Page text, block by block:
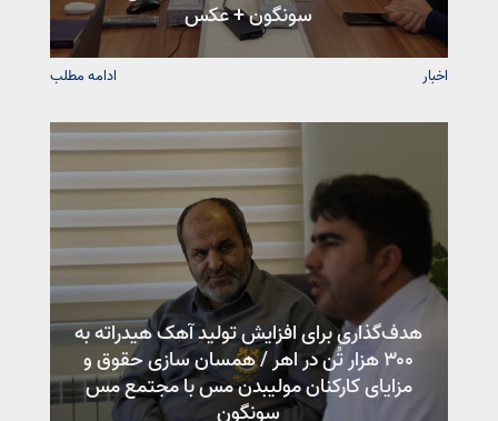
سونگون + عکس
اخبار ادامه مطلب
هدف‌گذاری برای افزایش تولید آهک هیدراته به
۳۰۰ هزار تُن در اهر / همسان سازی حقوق و
مزایای کارکنان مولیبدن مس با مجتمع مس
سونگون